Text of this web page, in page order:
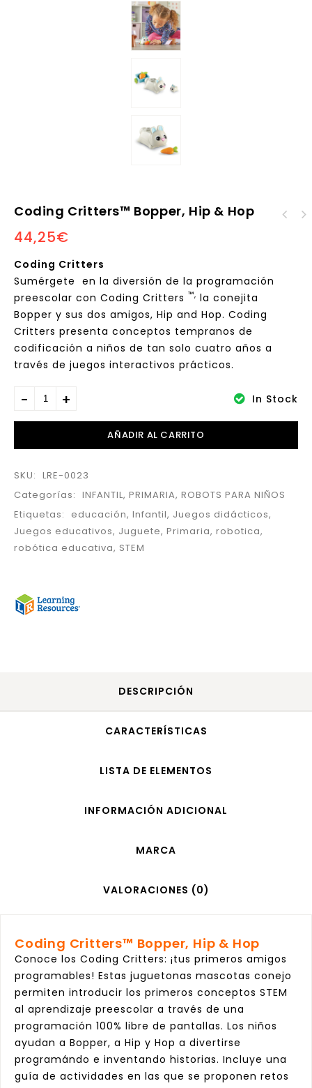
Coding Critters™ Bopper, Hip & Hop
44,25€
Coding Critters
Sumérgete en la diversión de la programación
preescolar con Coding Critters ™, la conejita
Bopper y sus dos amigos, Hip and Hop. Coding
Critters presenta conceptos tempranos de
codificación a niños de tan solo cuatro años a
través de juegos interactivos prácticos.
In Stock
AÑADIR AL CARRITO
SKU: LRE-0023
Categorías: INFANTIL, PRIMARIA, ROBOTS PARA NIÑOS
Etiquetas:
educación, Infantil, Juegos didácticos,
Juegos educativos, Juguete, Primaria, robotica,
robótica educativa, STEM
DESCRIPCIÓN
CARACTERÍSTICAS
LISTA DE ELEMENTOS
INFORMACIÓN ADICIONAL
MARCA
VALORACIONES (0)
Coding Critters™ Bopper, Hip & Hop
Conoce los Coding Critters: ¡tus primeros amigos
programables! Estas juguetonas mascotas conejo
permiten introducir los primeros conceptos STEM
al aprendizaje preescolar a través de una
programación 100% libre de pantallas. Los niños
ayudan a Bopper, a Hip y Hop a divertirse
programándo e inventando historias. Incluye una
guía de actividades en las que se proponen retos